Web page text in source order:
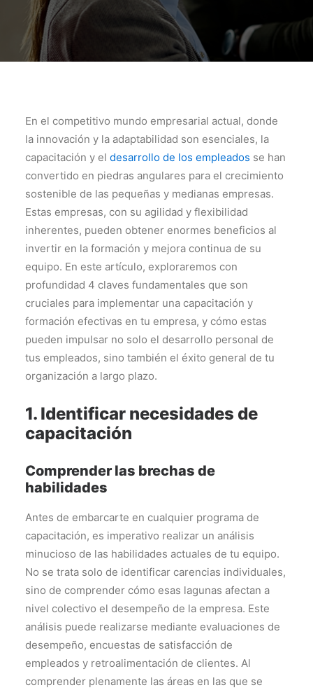
En el competitivo mundo empresarial actual, donde
la innovación y la adaptabilidad son esenciales, la
capacitación y el desarrollo de los empleados se han
convertido en piedras angulares para el crecimiento
sostenible de las pequeñas y medianas empresas.
Estas empresas, con su agilidad y flexibilidad
inherentes, pueden obtener enormes beneficios al
invertir en la formación y mejora continua de su
equipo. En este artículo, exploraremos con
profundidad 4 claves fundamentales que son
cruciales para implementar una capacitación y
formación efectivas en tu empresa, y cómo estas
pueden impulsar no solo el desarrollo personal de
tus empleados, sino también el éxito general de tu
organización a largo plazo.
1. Identificar necesidades de
capacitación
Comprender las brechas de
habilidades
Antes de embarcarte en cualquier programa de
capacitación, es imperativo realizar un análisis
minucioso de las habilidades actuales de tu equipo.
No se trata solo de identificar carencias individuales,
sino de comprender cómo esas lagunas afectan a
nivel colectivo el desempeño de la empresa. Este
análisis puede realizarse mediante evaluaciones de
desempeño, encuestas de satisfacción de
empleados y retroalimentación de clientes. Al
comprender plenamente las áreas en las que se